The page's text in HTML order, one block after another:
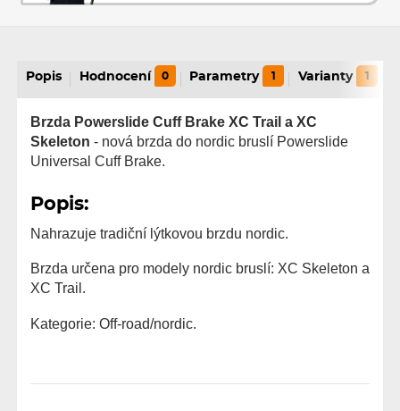
Popis Hodnocení 0 Parametry 1 Varianty 1
Brzda Powerslide Cuff Brake XC Trail a XC
Skeleton - nová brzda do nordic bruslí Powerslide
Universal Cuff Brake.
Popis:
Nahrazuje tradiční lýtkovou brzdu nordic.
Brzda určena pro modely nordic bruslí: XC Skeleton a
XC Trail.
Kategorie: Off-road/nordic.